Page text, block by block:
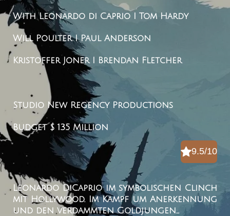
WithLeonardo di Caprio I Tom Hardy
Will Poulter I Paul Anderson
Kristoffer Joner I Brendan Fletcher
Studio New Regency Productions
Budget$ 135 Million
9.5/10
Leonardo DiCaprio im symbolischen Clinch
mit Hollywood. Im Kampf um Anerkennung
und den verdammten Goldjungen...